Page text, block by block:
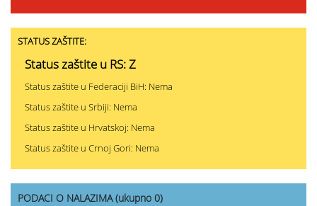
STATUS ZAŠTITE:
Status zaštite u RS: Z
Status zaštite u Federaciji BiH: Nema
Status zaštite u Srbiji: Nema
Status zaštite u Hrvatskoj: Nema
Status zaštite u Crnoj Gori: Nema
PODACI O NALAZIMA (ukupno 0)